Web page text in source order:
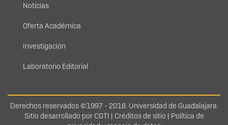
Noticias
Oferta Académica
Investigación
Laboratorio Editorial
Derechos
Derechos reservados ©1997 - 2018. Universidad de Guadalajara.
Sitio desarrollado por CGTI | Créditos de sitio | Política de